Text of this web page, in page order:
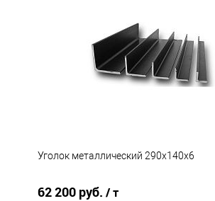
Купить в 1 клик
Сравнение
В избранное
Под заказ
Уголок металлический 290х140х6
62 200 руб. / т